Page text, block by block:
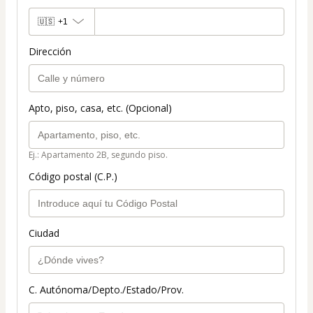
🇺🇸 +1
Dirección
Apto, piso, casa, etc. (Opcional)
Ej.: Apartamento 2B, segundo piso.
Código postal (C.P.)
Ciudad
C. Autónoma/Depto./Estado/Prov.